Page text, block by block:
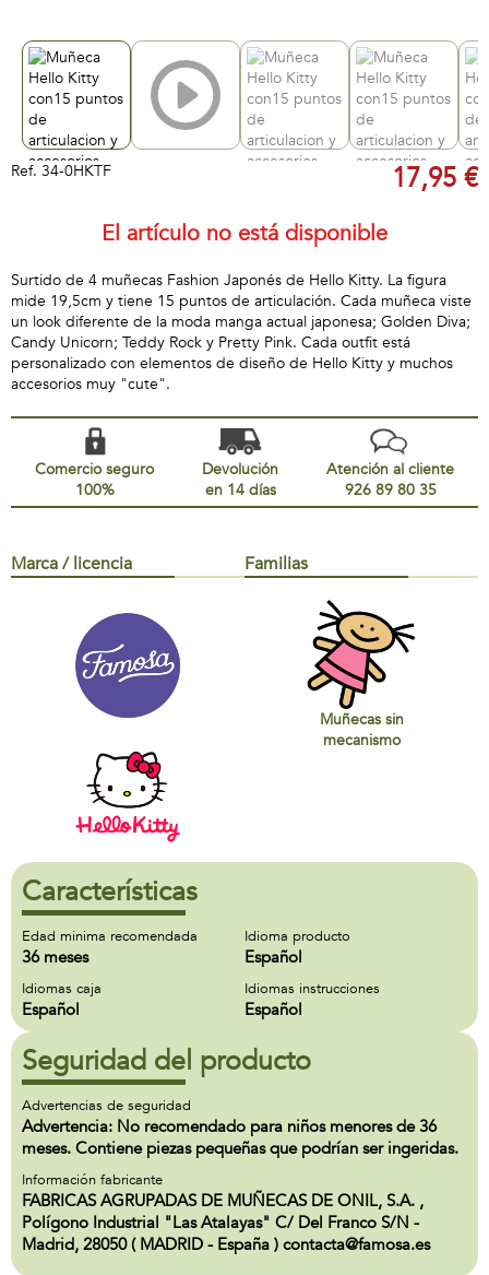
Ref. 34-0HKTF 17,95 €
El artículo no está disponible
Surtido de 4 muñecas Fashion Japonés de Hello Kitty. La figura
mide 19,5cm y tiene 15 puntos de articulación. Cada muñeca viste
un look diferente de la moda manga actual japonesa; Golden Diva;
Candy Unicorn; Teddy Rock y Pretty Pink. Cada outfit está
personalizado con elementos de diseño de Hello Kitty y muchos
accesorios muy "cute".
Comercio seguro
100%
Devolución
en 14 días
Atención al cliente
926 89 80 35
Marca / licencia Familias
Muñecas sin
mecanismo
Características
Edad minima recomendada
36 meses
Idioma producto
Español
Idiomas caja
Español
Idiomas instrucciones
Español
Seguridad del producto
Advertencias de seguridad
Advertencia: No recomendado para niños menores de 36
meses. Contiene piezas pequeñas que podrían ser ingeridas.
Información fabricante
FABRICAS AGRUPADAS DE MUÑECAS DE ONIL, S.A. ,
Polígono Industrial "Las Atalayas" C/ Del Franco S/N -
Madrid, 28050 ( MADRID - España ) contacta@famosa.es